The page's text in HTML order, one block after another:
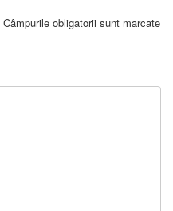
Câmpurile obligatorii sunt marcate